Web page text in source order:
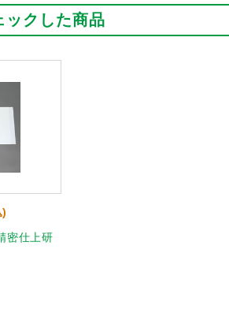
ックした商品
密仕上研